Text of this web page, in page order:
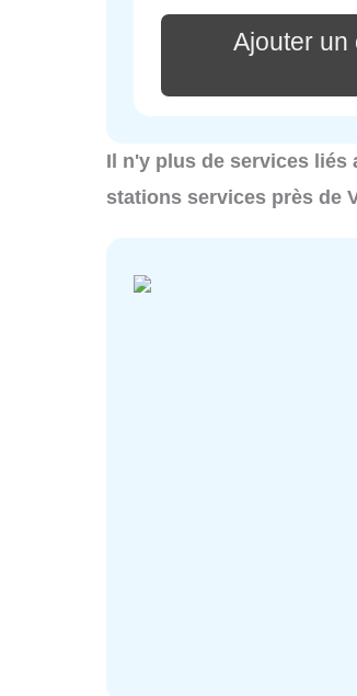
Ajouter un
Il n'y plus de services liés
stations services près de